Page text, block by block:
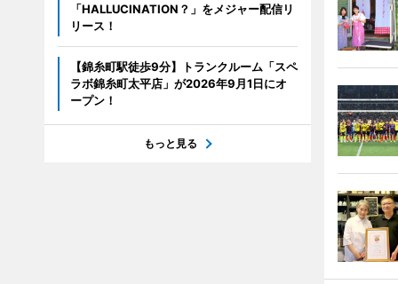
「HALLUCINATION？」をメジャー配信リ
リース！
【錦糸町駅徒歩9分】トランクルーム「スペ
ラボ錦糸町太平店」が2026年9月1日にオ
ープン！
もっと見る